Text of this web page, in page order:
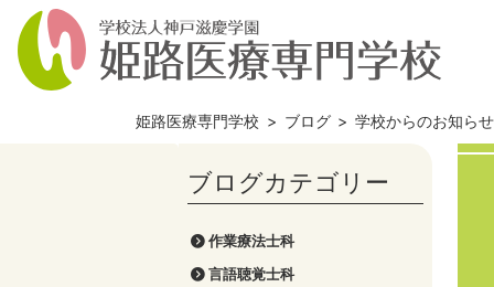
姫路医療専門学校 > ブログ > 学校からのお知らせ
作業療法士科
言語聴覚士科